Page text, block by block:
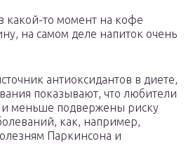
какой-то момент на кофе
на самом деле напиток очень
антиоксидантов в диете,
показывают, что любители
меньше подвержены риску
как, например,
Паркинсона и